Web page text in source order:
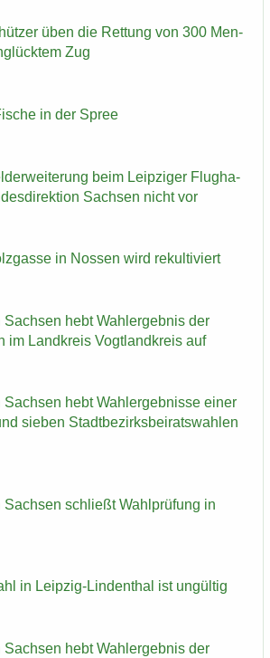
üben die Ret­tung von 300 Men­
Zug
in der Spree
beim Leip­zi­ger Flug­ha­
Sach­sen nicht vor
in Nos­sen wird re­kul­ti­viert
Sach­sen hebt Wahl­er­geb­nis der
im Land­kreis Vogt­land­kreis auf
Sach­sen hebt Wahl­er­geb­nis­se einer
sie­ben Stadt­be­zirks­bei­rats­wah­len
Sach­sen schließt Wahl­prü­fung in
in Leipzig-​Lindenthal ist un­gül­tig
Sach­sen hebt Wahl­er­geb­nis der